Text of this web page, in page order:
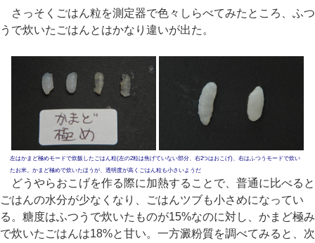
さっそくごはん粒を測定器で色々しらべてみたところ、ふつ
うで炊いたごはんとはかなり違いが出た。
左はかまど極めモードで炊飯したごはん粒(左の2粒は焦げていない部分、右2つはおこげ)、右はふつうモードで炊い
たお米。かまど極めで炊いたほうが、透明度が高くごはん粒も小さいようだ
どうやらおこげを作る際に加熱することで、普通に比べると
ごはんの水分が少なくなり、ごはんツブも小さめになってい
る。糖度はふつうで炊いたものが15%なのに対し、かまど極み
で炊いたごはんは18%と甘い。一方澱粉質を調べてみると、次